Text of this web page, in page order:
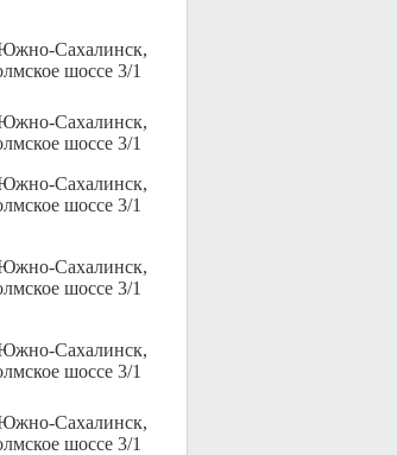
Сахалинск,
шоссе 3/1
Сахалинск,
шоссе 3/1
Сахалинск,
шоссе 3/1
Сахалинск,
шоссе 3/1
Сахалинск,
шоссе 3/1
Сахалинск,
шоссе 3/1